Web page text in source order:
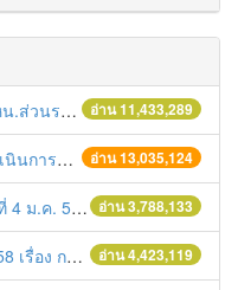
อ่าน 11,433,289
ถุนายน 2558
อ่าน 13,035,124
แบบบูรณาการ
อ่าน 3,788,133
ม.ค. 58
อ่าน 4,423,119
ให้แก่เกษตรกร